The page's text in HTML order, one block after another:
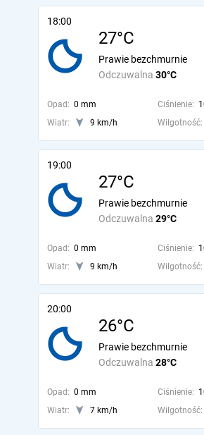
18:00
27°C
Odczuwalna 30°C
Prawie bezchmurnie
Opad: 0 mm Ciśnienie:
Wiatr:
9 km/h Wilgotność:
19:00
27°C
Odczuwalna 29°C
Prawie bezchmurnie
Opad: 0 mm Ciśnienie:
Wiatr:
9 km/h Wilgotność:
20:00
26°C
Odczuwalna 28°C
Prawie bezchmurnie
Opad: 0 mm Ciśnienie:
Wiatr:
7 km/h Wilgotność: